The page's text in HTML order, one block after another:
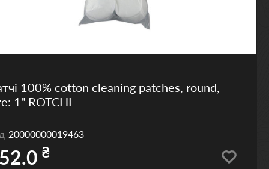
100% cotton cleaning patches, round,
1" ROTCHI
20000000019463
₴